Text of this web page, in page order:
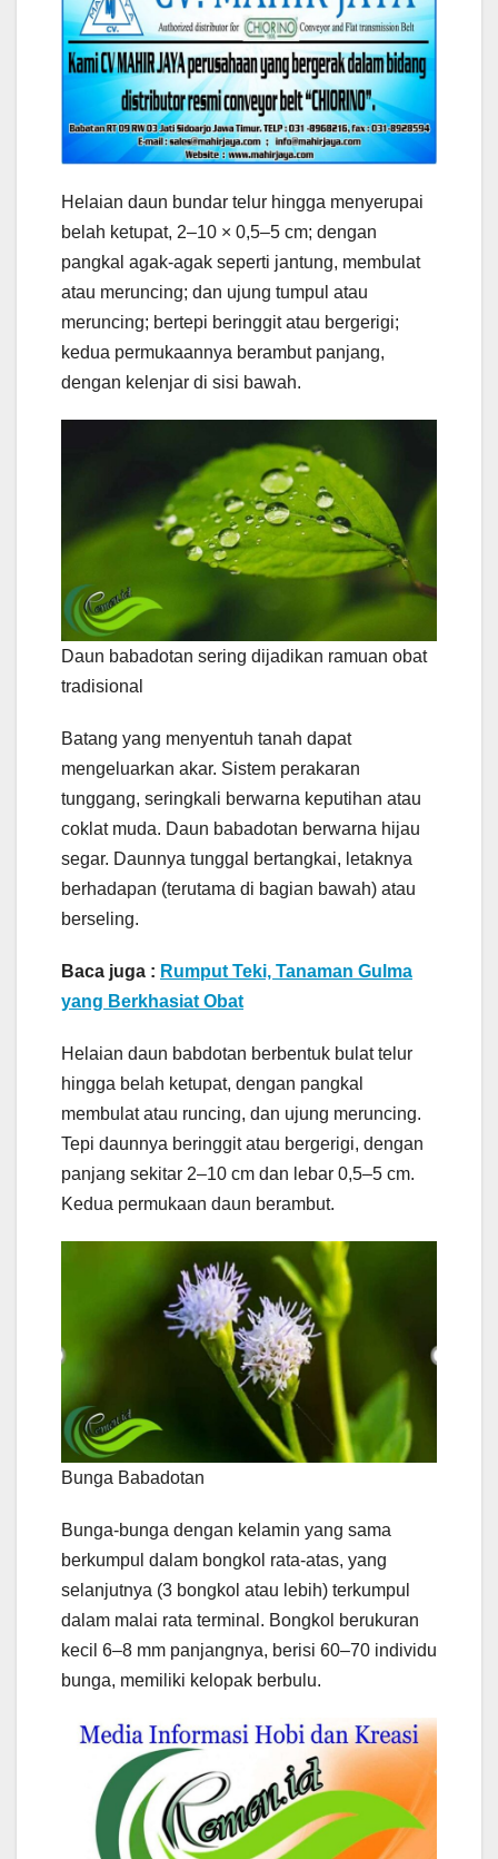
Helaian daun bundar telur hingga menyerupai
belah ketupat, 2–10 × 0,5–5 cm; dengan
pangkal agak-agak seperti jantung, membulat
atau meruncing; dan ujung tumpul atau
meruncing; bertepi beringgit atau bergerigi;
kedua permukaannya berambut panjang,
dengan kelenjar di sisi bawah.
Daun babadotan sering dijadikan ramuan obat
tradisional
Batang yang menyentuh tanah dapat
mengeluarkan akar. Sistem perakaran
tunggang, seringkali berwarna keputihan atau
coklat muda. Daun babadotan berwarna hijau
segar. Daunnya tunggal bertangkai, letaknya
berhadapan (terutama di bagian bawah) atau
berseling.
Baca juga : Rumput Teki, Tanaman Gulma
yang Berkhasiat Obat
Helaian daun babdotan berbentuk bulat telur
hingga belah ketupat, dengan pangkal
membulat atau runcing, dan ujung meruncing.
Tepi daunnya beringgit atau bergerigi, dengan
panjang sekitar 2–10 cm dan lebar 0,5–5 cm.
Kedua permukaan daun berambut.
Bunga Babadotan
Bunga-bunga dengan kelamin yang sama
berkumpul dalam bongkol rata-atas, yang
selanjutnya (3 bongkol atau lebih) terkumpul
dalam malai rata terminal. Bongkol berukuran
kecil 6–8 mm panjangnya, berisi 60–70 individu
bunga, memiliki kelopak berbulu.